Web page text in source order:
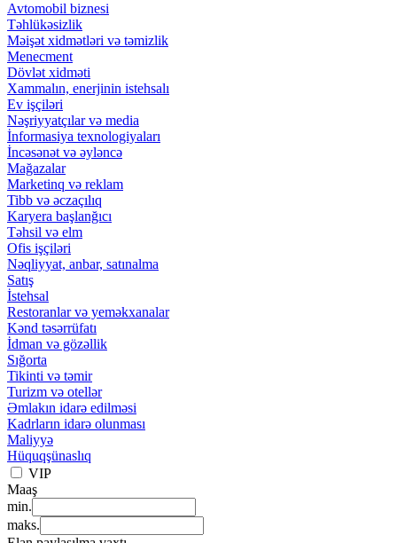
Avtomobil biznesi
Təhlükəsizlik
Məişət xidmətləri və təmizlik
Menecment
Dövlət xidməti
Xammalın, enerjinin istehsalı
Ev işçiləri
Nəşriyyatçılar və media
İnformasiya texnologiyaları
İncəsənət və əyləncə
Mağazalar
Marketinq və reklam
Tibb və əczaçılıq
Karyera başlanğıcı
Təhsil və elm
Ofis işçiləri
Nəqliyyat, anbar, satınalma
Satış
İstehsal
Restoranlar və yeməkxanalar
Kənd təsərrüfatı
İdman və gözəllik
Sığorta
Tikinti və təmir
Turizm və otellər
Əmlakın idarə edilməsi
Kadrların idarə olunması
Maliyyə
Hüquqşünaslıq
VIP
Maaş
min.
maks.